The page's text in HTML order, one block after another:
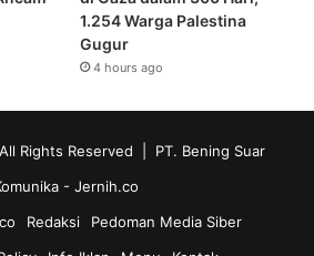
1.254 Warga Palestina
Gugur
4 hours ago
Rights Reserved | PT. Bening Suar
- Jernih.co
Redaksi
Pedoman Media Siber